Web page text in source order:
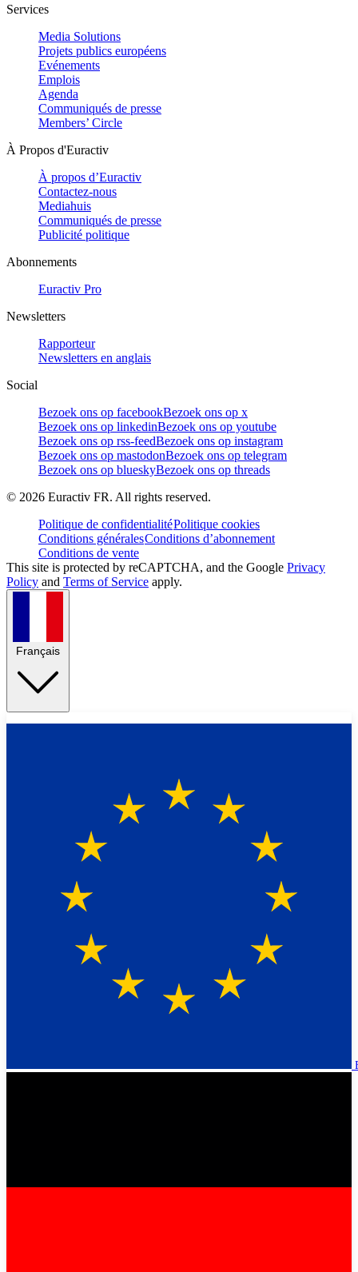
Services
Media Solutions
Projets publics européens
Evénements
Emplois
Agenda
Communiqués de presse
Members’ Circle
À Propos d'Euractiv
À propos d’Euractiv
Contactez-nous
Mediahuis
Communiqués de presse
Publicité politique
Abonnements
Euractiv Pro
Newsletters
Rapporteur
Newsletters en anglais
Social
Bezoek ons op facebookBezoek ons op x
Bezoek ons op linkedinBezoek ons op youtube
Bezoek ons op rss-feedBezoek ons op instagram
Bezoek ons op mastodonBezoek ons op telegram
Bezoek ons op blueskyBezoek ons op threads
© 2026 Euractiv FR. All rights reserved.
Politique de confidentialitéPolitique cookies
Conditions généralesConditions d’abonnement
Conditions de vente
This site is protected by reCAPTCHA, and the Google Privacy
Policy and Terms of Service apply.
Français